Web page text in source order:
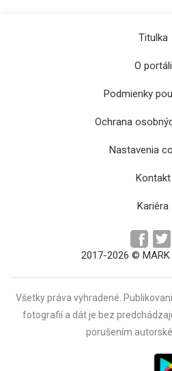
Prezidentka: Neísť voliť
seba rozhodnúť ostatných
Prezidentka vyzýva k
Titulka
O portáli
Podmienky
Ochrana
Nastavenia
Kontakt
Kariéra
2017-2026 © MARK
Všetky práva vyhradené.
fotografií a dát je bez
porušením